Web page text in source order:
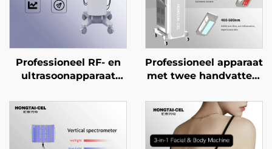
Professioneel RF- en
ultrasoonapparaat
aging,
rimpelverwijdering,
aanspanning van het
gezicht en
Professioneel apparaat
met twee handvatten,
roodlichttherapie, voor
gezichts- en
lichaamsverheldering,
verjonging en